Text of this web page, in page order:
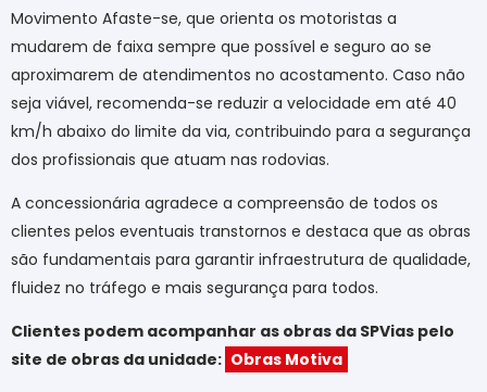
Movimento Afaste-se, que orienta os motoristas a
mudarem de faixa sempre que possível e seguro ao se
aproximarem de atendimentos no acostamento. Caso não
seja viável, recomenda-se reduzir a velocidade em até 40
km/h abaixo do limite da via, contribuindo para a segurança
dos profissionais que atuam nas rodovias.
A concessionária agradece a compreensão de todos os
clientes pelos eventuais transtornos e destaca que as obras
são fundamentais para garantir infraestrutura de qualidade,
fluidez no tráfego e mais segurança para todos.
Clientes podem acompanhar as obras da SPVias pelo
site de obras da unidade: Obras Motiva